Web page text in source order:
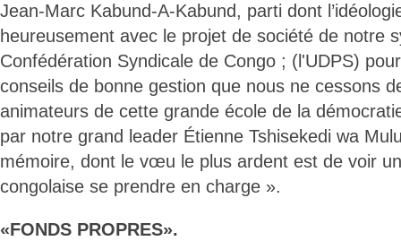
Jean-Marc Kabund-A-Kabund, parti dont
heureusement avec le projet de société de notre
Confédération Syndicale de Congo ; (l'UDPS)
conseils de bonne gestion que nous ne cessons
animateurs de cette grande école de la
par notre grand leader Étienne Tshisekedi wa
mémoire, dont le vœu le plus ardent est de voir
congolaise se prendre en charge ».
«FONDS PROPRES».